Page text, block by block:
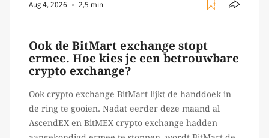
Ledger of Trezor bijvoorbeeld. Echter, op 29 juli
Aug 4, 2026 2,5 min
Ook de BitMart exchange stopt
ermee. Hoe kies je een betrouwbare
crypto exchange?
Ook crypto exchange BitMart lijkt de handdoek in
de ring te gooien. Nadat eerder deze maand al
AscendEX en BitMEX crypto exchange hadden